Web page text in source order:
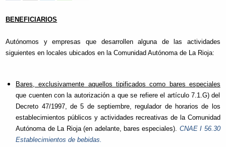
BENEFICIARIOS
Autónomos y empresas que desarrollen alguna de las actividades
siguientes en locales ubicados en la Comunidad Autónoma de La Rioja:
Bares, exclusivamente aquellos tipificados como bares especiales
que cuenten con la autorización a que se refiere el artículo 7.1.G) del
Decreto 47/1997, de 5 de septiembre, regulador de horarios de los
establecimientos públicos y actividades recreativas de la Comunidad
Autónoma de La Rioja (en adelante, bares especiales). CNAE I 56.30
Establecimientos de bebidas.